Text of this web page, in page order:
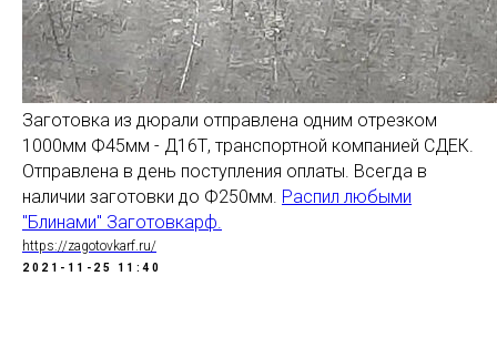
Заготовка из дюрали отправлена одним отрезком
1000мм Ф45мм - Д16Т, транспортной компанией СДЕК.
Отправлена в день поступления оплаты. Всегда в
наличии заготовки до Ф250мм. Распил любыми
"Блинами" Заготовкарф.
https://zagotovkarf.ru/
2021-11-25 11:40